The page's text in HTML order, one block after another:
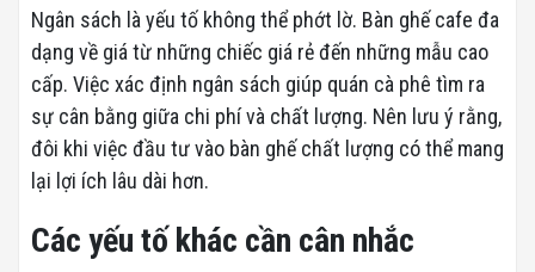
Ngân sách là yếu tố không thể phớt lờ. Bàn ghế cafe đa
dạng về giá từ những chiếc giá rẻ đến những mẫu cao
cấp. Việc xác định ngân sách giúp quán cà phê tìm ra
sự cân bằng giữa chi phí và chất lượng. Nên lưu ý rằng,
đôi khi việc đầu tư vào bàn ghế chất lượng có thể mang
lại lợi ích lâu dài hơn.
Các yếu tố khác cần cân nhắc